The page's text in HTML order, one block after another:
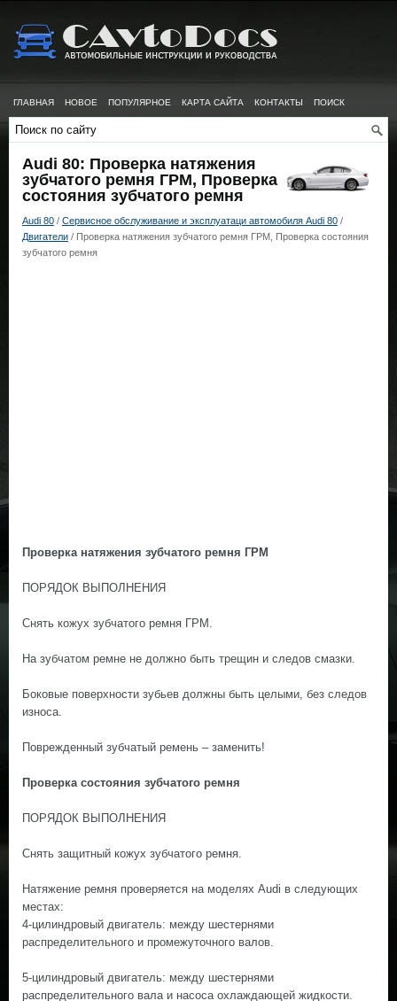
ГЛАВНАЯ НОВОЕ ПОПУЛЯРНОЕ КАРТА САЙТА КОНТАКТЫ ПОИСК
Audi 80: Проверка натяжения
зубчатого ремня ГРМ, Проверка
состояния зубчатого ремня
Audi 80 / Сервисное обслуживание и эксплуатаци автомобиля Audi 80 /
Двигатели / Проверка натяжения зубчатого ремня ГРМ, Проверка состояния
зубчатого ремня
Проверка натяжения зубчатого ремня ГРМ
ПОРЯДОК ВЫПОЛНЕНИЯ
Снять кожух зубчатого ремня ГРМ.
На зубчатом ремне не должно быть трещин и следов смазки.
Боковые поверхности зубьев должны быть целыми, без следов
износа.
Поврежденный зубчатый ремень – заменить!
Проверка состояния зубчатого ремня
ПОРЯДОК ВЫПОЛНЕНИЯ
Снять защитный кожух зубчатого ремня.
Натяжение ремня проверяется на моделях Audi в следующих
местах:
4-цилиндровый двигатель: между шестернями
распределительного и промежуточного валов.
5-цилиндровый двигатель: между шестернями
распределительного вала и насоса охлаждающей жидкости.